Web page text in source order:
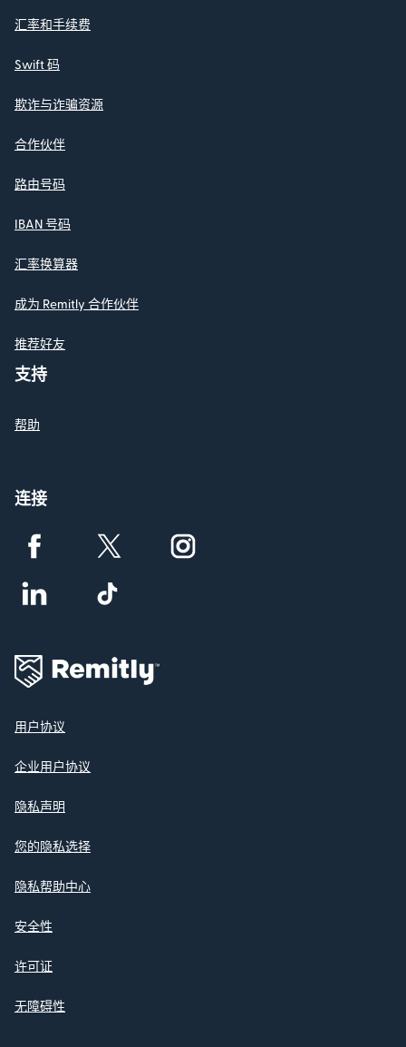
汇率和手续费
Swift 码
欺诈与诈骗资源
合作伙伴
路由号码
IBAN 号码
汇率换算器
成为 Remitly 合作伙伴
推荐好友
支持
帮助
连接
用户协议
企业用户协议
隐私声明
您的隐私选择
隐私帮助中心
安全性
许可证
无障碍性